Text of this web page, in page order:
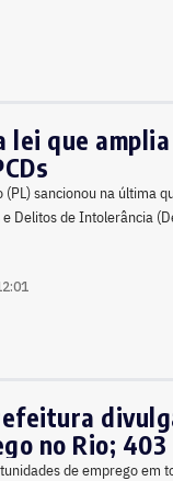
lei que
(PL) sancionou na última
Delitos de Intolerância
no Rio; 403
de emprego em